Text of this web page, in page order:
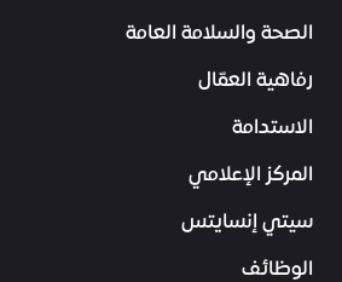
الصحة والسلامة العامة
رفاهية العمّال
الاستدامة
المركز الإعلامي
سيتي إنسايتس
الوظائف